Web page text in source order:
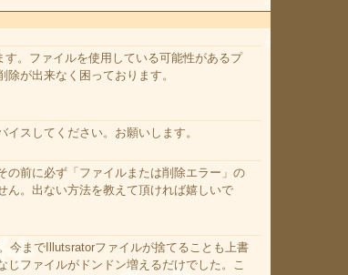
。ファイルを使用している可能性があるプ
が出来なく困っております。
スしてください。お願いします。
の前に必ず「ファイルまたは削除エラー」の
ん。出ない方法を教えて頂ければ嬉しいで
今までIllutsratorファイルが捨てることも上書
ファイルがドンドン増えるだけでした。こ